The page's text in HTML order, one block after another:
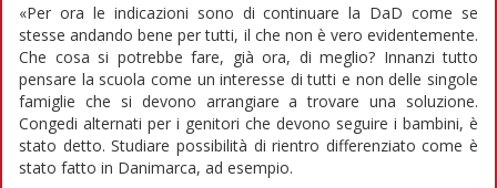
«Per ora le indicazioni sono di continuare la DaD come se
stesse andando bene per tutti, il che non è vero evidentemente.
Che cosa si potrebbe fare, già ora, di meglio? Innanzi tutto
pensare la scuola come un interesse di tutti e non delle singole
famiglie che si devono arrangiare a trovare una soluzione.
Congedi alternati per i genitori che devono seguire i bambini, è
stato detto. Studiare possibilità di rientro differenziato come è
stato fatto in Danimarca, ad esempio.